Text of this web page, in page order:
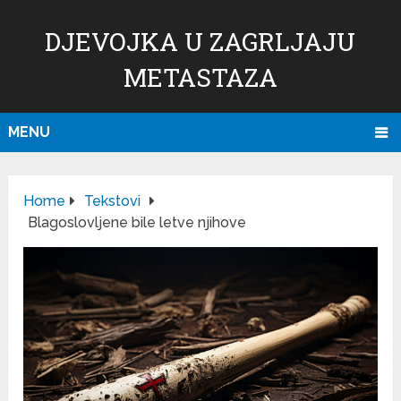
DJEVOJKA U ZAGRLJAJU
METASTAZA
MENU
Home
Tekstovi
Blagoslovljene bile letve njihove